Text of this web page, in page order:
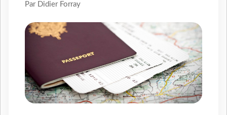
Par Didier Forray